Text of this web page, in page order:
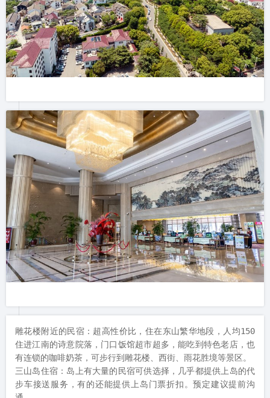
雕花楼附近的民宿：超高性价比，住在东山繁华地段，人均150
住进江南的诗意院落，门口饭馆超市超多，能吃到特色老店，也
有连锁的咖啡奶茶，可步行到雕花楼、西街、雨花胜境等景区。
三山岛住宿：岛上有大量的民宿可供选择，几乎都提供上岛的代
步车接送服务，有的还能提供上岛门票折扣。预定建议提前沟